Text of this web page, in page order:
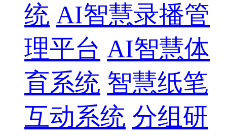
统 AI智慧录播管
理平台 AI智慧体
育系统 智慧纸笔
互动系统 分组研